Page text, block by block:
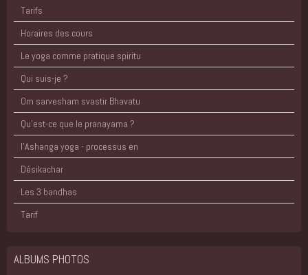
Tarifs
Horaires des cours
Le yoga comme pratique spiritu
Qui suis-je ?
Om sarvesham svastir Bhavatu
Qu'est-ce que le pranayama ?
l'Ashanga yoga - processus en
Désikachar
Les 3 bandhas
Tarif
ALBUMS PHOTOS